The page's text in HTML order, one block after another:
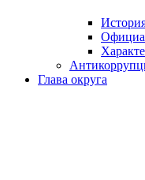
Глава округа